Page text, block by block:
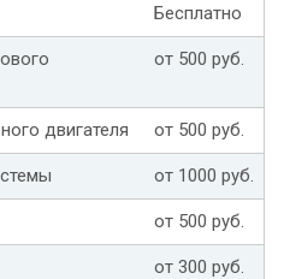
Бесплатно
от 500 руб.
двигателя от 500 руб.
от 1000 руб.
от 500 руб.
от 300 руб.